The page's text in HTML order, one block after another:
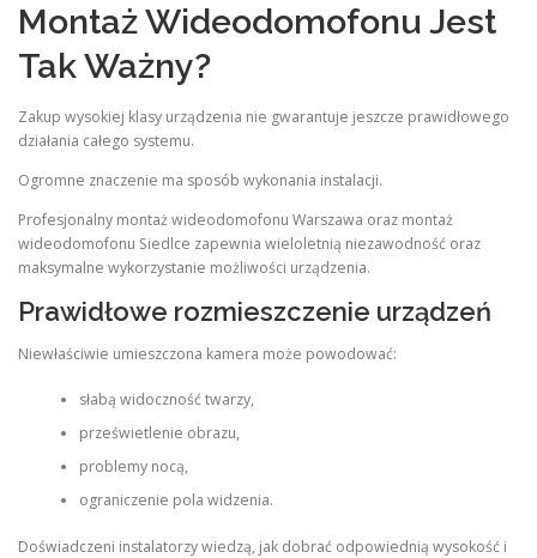
Montaż Wideodomofonu Jest
Tak Ważny?
Zakup wysokiej klasy urządzenia nie gwarantuje jeszcze prawidłowego
działania całego systemu.
Ogromne znaczenie ma sposób wykonania instalacji.
Profesjonalny montaż wideodomofonu Warszawa oraz montaż
wideodomofonu Siedlce zapewnia wieloletnią niezawodność oraz
maksymalne wykorzystanie możliwości urządzenia.
Prawidłowe rozmieszczenie urządzeń
Niewłaściwie umieszczona kamera może powodować:
słabą widoczność twarzy,
prześwietlenie obrazu,
problemy nocą,
ograniczenie pola widzenia.
Doświadczeni instalatorzy wiedzą, jak dobrać odpowiednią wysokość i